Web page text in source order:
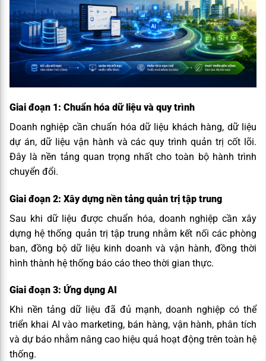
Giai đoạn 1: Chuẩn hóa dữ liệu và quy trình
Doanh nghiệp cần chuẩn hóa dữ liệu khách hàng, dữ liệu
dự án, dữ liệu vận hành và các quy trình quản trị cốt lõi.
Đây là nền tảng quan trọng nhất cho toàn bộ hành trình
chuyển đổi.
Giai đoạn 2: Xây dựng nền tảng quản trị tập trung
Sau khi dữ liệu được chuẩn hóa, doanh nghiệp cần xây
dựng hệ thống quản trị tập trung nhằm kết nối các phòng
ban, đồng bộ dữ liệu kinh doanh và vận hành, đồng thời
hình thành hệ thống báo cáo theo thời gian thực.
Giai đoạn 3: Ứng dụng AI
Khi nền tảng dữ liệu đã đủ mạnh, doanh nghiệp có thể
triển khai AI vào marketing, bán hàng, vận hành, phân tích
và dự báo nhằm nâng cao hiệu quả hoạt động trên toàn hệ
thống.